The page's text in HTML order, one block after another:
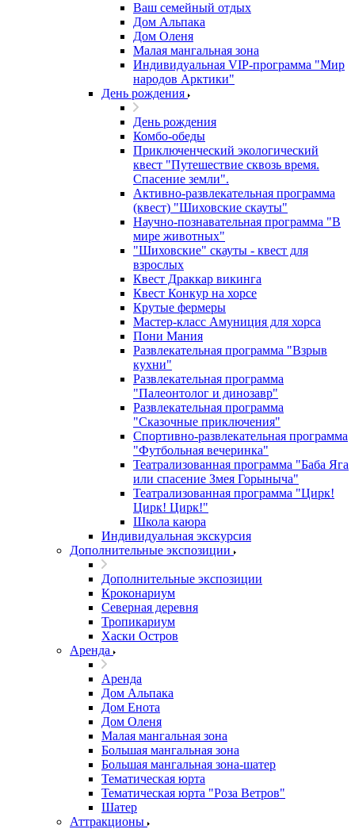
Ваш семейный отдых
Дом Альпака
Дом Оленя
Малая мангальная зона
Индивидуальная VIP-программа "Мир
народов Арктики"
День рождения
День рождения
Комбо-обеды
Приключенческий экологический
квест "Путешествие сквозь время.
Спасение земли".
Активно-развлекательная программа
(квест) "Шиховские скауты"
Научно-познавательная программа "В
мире животных"
"Шиховские" скауты - квест для
взрослых
Квест Драккар викинга
Квест Конкур на хорсе
Крутые фермеры
Мастер-класс Амуниция для хорса
Пони Мания
Развлекательная программа "Взрыв
кухни"
Развлекательная программа
"Палеонтолог и динозавр"
Развлекательная программа
"Сказочные приключения"
Спортивно-развлекательная программа
"Футбольная вечеринка"
Театрализованная программа "Баба Яга
или спасение Змея Горыныча"
Театрализованная программа "Цирк!
Цирк! Цирк!"
Школа каюра
Индивидуальная экскурсия
Дополнительные экспозиции
Дополнительные экспозиции
Кроконариум
Северная деревня
Тропикариум
Хаски Остров
Аренда
Аренда
Дом Альпака
Дом Енота
Дом Оленя
Малая мангальная зона
Большая мангальная зона
Большая мангальная зона-шатер
Тематическая юрта
Тематическая юрта "Роза Ветров"
Шатер
Аттракционы